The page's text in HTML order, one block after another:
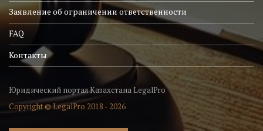
Заявление об ограничении ответственности
FAQ
Контакты
Юридический портал Казахстана LegalPro
Copyright © LegalPro 2018 - 2026